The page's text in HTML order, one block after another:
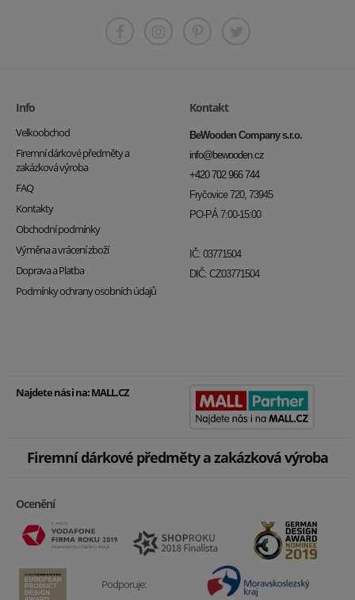
Info
Velkoobchod
Firemní dárkové předměty a
zakázková výroba
FAQ
Kontakty
Obchodní podmínky
Výměna a vrácení zboží
Doprava a Platba
Podmínky ochrany osobních údajů
Kontakt
BeWooden Company s.r.o.
info@bewooden.cz
+420 702 966 744
Fryčovice 720, 73945
PO-PÁ 7:00-15:00
IČ: 03771504
DIČ: CZ03771504
Najdete nás i na:MALL.CZ
Firemní dárkové předměty a zakázková výroba
Ocenění
Podporuje: